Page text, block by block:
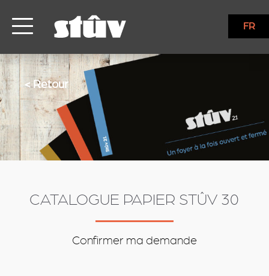
FR
< Retour
CATALOGUE PAPIER STÛV 30
Confirmer ma demande